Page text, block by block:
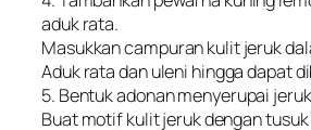
aduk rata.
Masukkan campuran kulit jeruk
Aduk rata dan uleni hingga dapat
5. Bentuk adonan menyerupai
Buat motif kulit jeruk dengan